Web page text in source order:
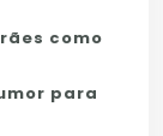
como
para